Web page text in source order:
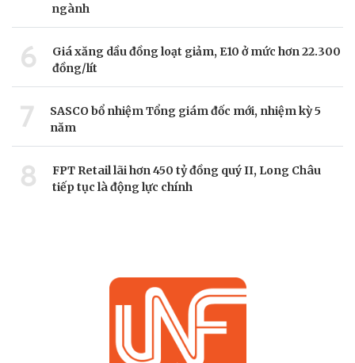
ngành
6
Giá xăng dầu đồng loạt giảm, E10 ở mức hơn 22.300
đồng/lít
7
SASCO bổ nhiệm Tổng giám đốc mới, nhiệm kỳ 5
năm
8
FPT Retail lãi hơn 450 tỷ đồng quý II, Long Châu
tiếp tục là động lực chính